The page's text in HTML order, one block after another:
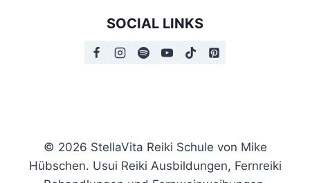
SOCIAL LINKS
© 2026 StellaVita Reiki Schule von Mike
Hübschen. Usui Reiki Ausbildungen, Fernreiki